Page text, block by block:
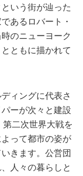
いう街が辿った
あるロバート・
のニューヨーク
ともに描かれて
ィングに代表さ
ーが次々と建設
第二次世界大戦を
って都市の姿が
きます。公営団
人々の暮らしと